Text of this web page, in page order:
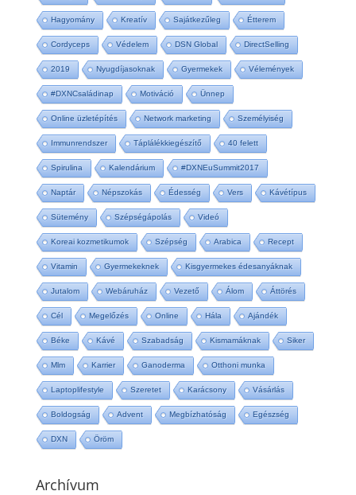
Hagyomány Kreatív Sajátkezűleg Étterem
Cordyceps Védelem DSN Global DirectSelling
2019 Nyugdíjasoknak Gyermekek Vélemények
#DXNCsaládinap Motiváció Ünnep
Online üzletépítés Network marketing Személyiség
Immunrendszer Táplálékkiegészítő 40 felett
Spirulina Kalendárium #DXNEuSummit2017
Naptár Népszokás Édesség Vers Kávétípus
Sütemény Szépségápolás Videó
Koreai kozmetikumok Szépség Arabica Recept
Vitamin Gyermekeknek Kisgyermekes édesanyáknak
Jutalom Webáruház Vezető Álom Áttörés
Cél Megelőzés Online Hála Ajándék
Béke Kávé Szabadság Kismamáknak Siker
Mlm Karrier Ganoderma Otthoni munka
Laptoplifestyle Szeretet Karácsony Vásárlás
Boldogság Advent Megbízhatóság Egészség
DXN Öröm
Archívum